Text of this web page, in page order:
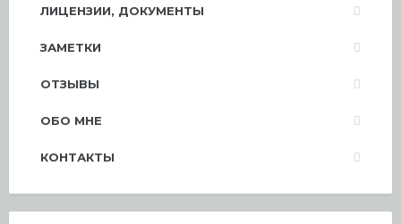
ЛИЦЕНЗИИ, ДОКУМЕНТЫ
ЗАМЕТКИ
ОТЗЫВЫ
ОБО МНЕ
КОНТАКТЫ